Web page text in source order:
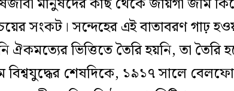
সংকট। সন্দেহের এই বাতাবরণ গাঢ়
ঐকমত্যের ভিত্তিতে তৈরি হয়নি, তা তৈরি
বিশ্বযুদ্ধের শেষদিকে, ১৯১৭ সালে